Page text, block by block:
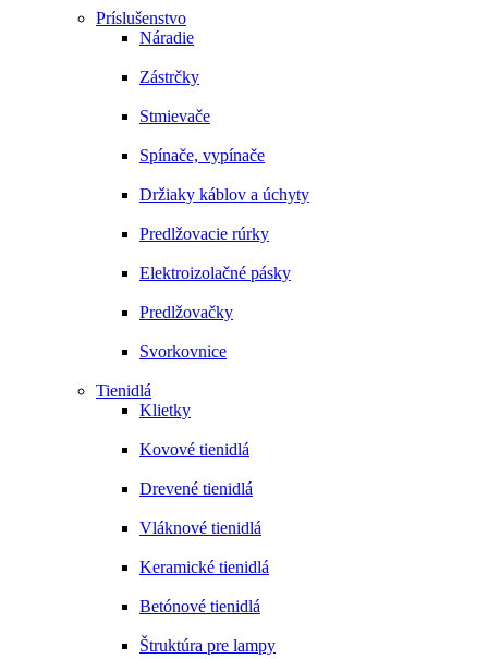
Príslušenstvo
Náradie
Zástrčky
Stmievače
Spínače, vypínače
Držiaky káblov a úchyty
Predlžovacie rúrky
Elektroizolačné pásky
Predlžovačky
Svorkovnice
Tienidlá
Klietky
Kovové tienidlá
Drevené tienidlá
Vláknové tienidlá
Keramické tienidlá
Betónové tienidlá
Štruktúra pre lampy